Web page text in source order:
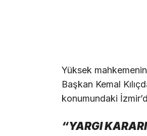
Yüksek
Başkan Kemal
konumundaki
“YARGI